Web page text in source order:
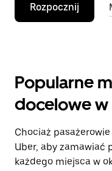
Rozpocznij
Popularne
docelowe w
Chociaż
Uber, aby zamawiać
każdego miejsca w